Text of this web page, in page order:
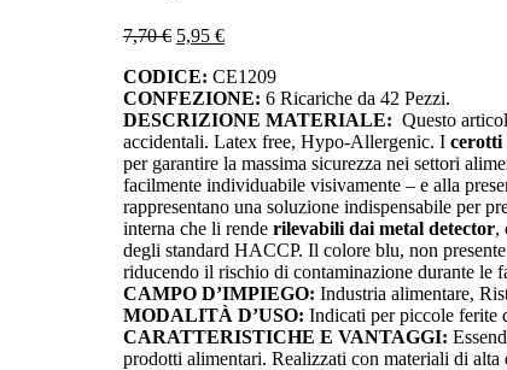
7,70€ Il
originale
era:
7,70 €.
5,95 €Il
attuale
è:
5,95 €.
CODICE: CE1209
CONFEZIONE: 6 Ricariche da 42 Pezzi.
DESCRIZIONE MATERIALE: Questo
accidentali. Latex free, Hypo-Allergenic. I cerotti
per garantire la massima sicurezza nei settori
facilmente individuabile visivamente – e alla
rappresentano una soluzione indispensabile per
interna che li rende rilevabili dai metal detector,
degli standard HACCP. Il colore blu, non
riducendo il rischio di contaminazione durante le
CAMPO D’IMPIEGO: Industria alimentare,
MODALITÀ D’USO: Indicati per piccole ferite
CARATTERISTICHE E VANTAGGI:
prodotti alimentari. Realizzati con materiali di